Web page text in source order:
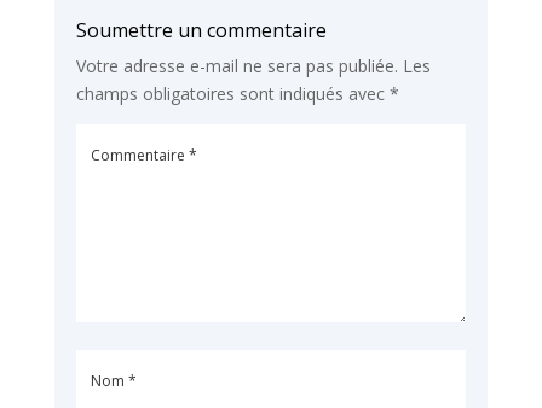
Soumettre un commentaire
Votre adresse e-mail ne sera pas publiée. Les
champs obligatoires sont indiqués avec *